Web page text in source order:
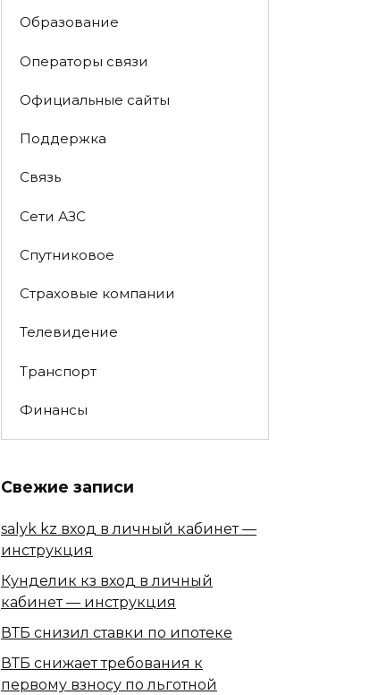
Образование
Операторы связи
Официальные сайты
Поддержка
Связь
Сети АЗС
Спутниковое
Страховые компании
Телевидение
Транспорт
Финансы
Свежие записи
salyk kz вход в личный кабинет —
инструкция
Кунделик кз вход в личный
кабинет — инструкция
ВТБ снизил ставки по ипотеке
ВТБ снижает требования к
первому взносу по льготной